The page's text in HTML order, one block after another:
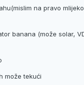
na pravo
banana (može solar,
može tekući